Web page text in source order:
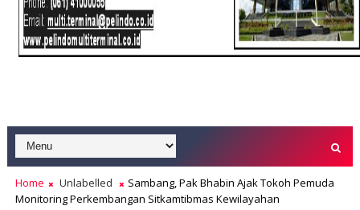
Home Unlabelled
Sambang, Pak Bhabin Ajak Tokoh Pemuda
Monitoring Perkembangan Sitkamtibmas Kewilayahan